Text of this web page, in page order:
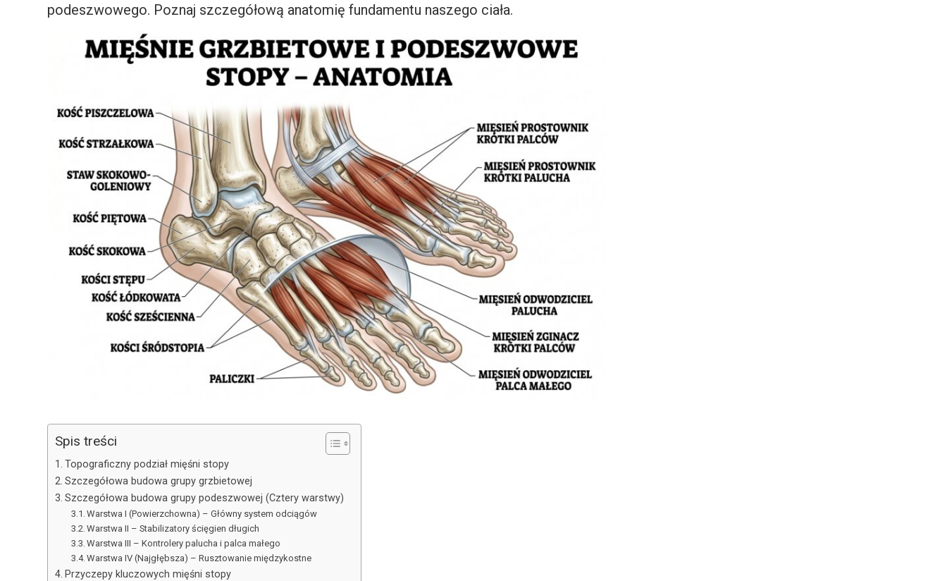
podeszwowego. Poznaj szczegółową anatomię fundamentu naszego ciała.
Spis treści
Topograficzny podział mięśni stopy
Szczegółowa budowa grupy grzbietowej
Szczegółowa budowa grupy podeszwowej (Cztery warstwy)
Warstwa I (Powierzchowna) – Główny system odciągów
Warstwa II – Stabilizatory ścięgien długich
Warstwa III – Kontrolery palucha i palca małego
Warstwa IV (Najgłębsza) – Rusztowanie międzykostne
Przyczepy kluczowych mięśni stopy